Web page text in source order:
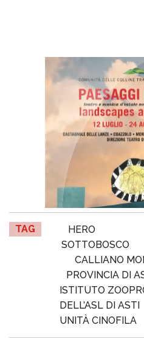
TAG HERO
SOTTOBOSCO
CALLIANO
PROVINCIA DI
ISTITUTO
DELL’ASL DI ASTI
UNITÀ CINOFILA